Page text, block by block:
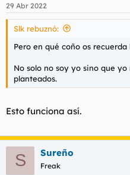
29 Abr 2022
Slk rebuznó:
Pero en qué coño os
No solo no soy yo sino que
planteados.
Esto funciona así.
S Sureño
Freak